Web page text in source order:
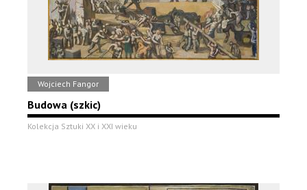
Wojciech Fangor
Budowa (szkic)
Kolekcja Sztuki XX i XXI wieku